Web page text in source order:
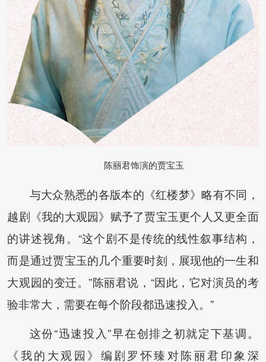
陈丽君饰演的贾宝玉
与大众熟悉的各版本的《红楼梦》略有不同，
越剧《我的大观园》赋予了贾宝玉更个人又更全面
的讲述视角。“这个剧不是传统的线性叙事结构，
而是通过贾宝玉的几个重要时刻，展现他的一生和
大观园的变迁。”陈丽君说，“因此，它对演员的考
验非常大，需要在每个阶段都迅速投入。”
这份“迅速投入”早在创排之初就定下基调。
《我的大观园》编剧罗怀臻对陈丽君印象深